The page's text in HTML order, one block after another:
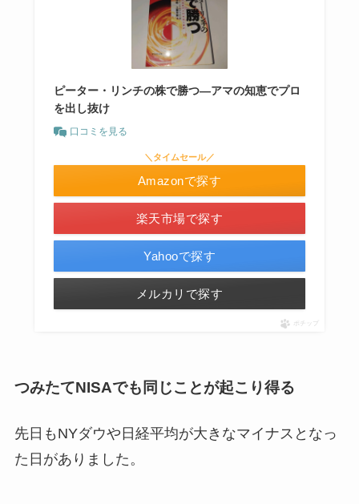
ピーター・リンチの株で勝つ―アマの知恵でプロ
を出し抜け
口コミを見る
＼タイムセール／
Amazonで探す
楽天市場で探す
Yahooで探す
メルカリで探す
ポチップ
つみたてNISAでも同じことが起こり得る
先日もNYダウや日経平均が大きなマイナスとなっ
た日がありました。